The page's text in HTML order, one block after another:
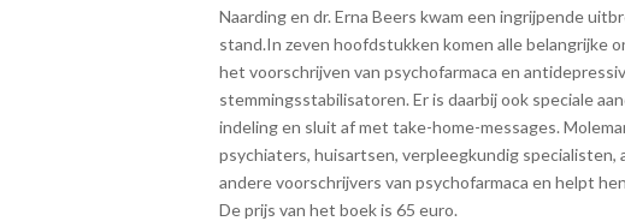
Naarding en dr. Erna Beers kwam een ingrijpende
stand.In zeven hoofdstukken komen alle belangrijke
het voorschrijven van psychofarmaca en
stemmingsstabilisatoren. Er is daarbij ook speciale
indeling en sluit af met take-home-messages.
psychiaters, huisartsen, verpleegkundig
andere voorschrijvers van psychofarmaca en helpt
De prijs van het boek is 65 euro.